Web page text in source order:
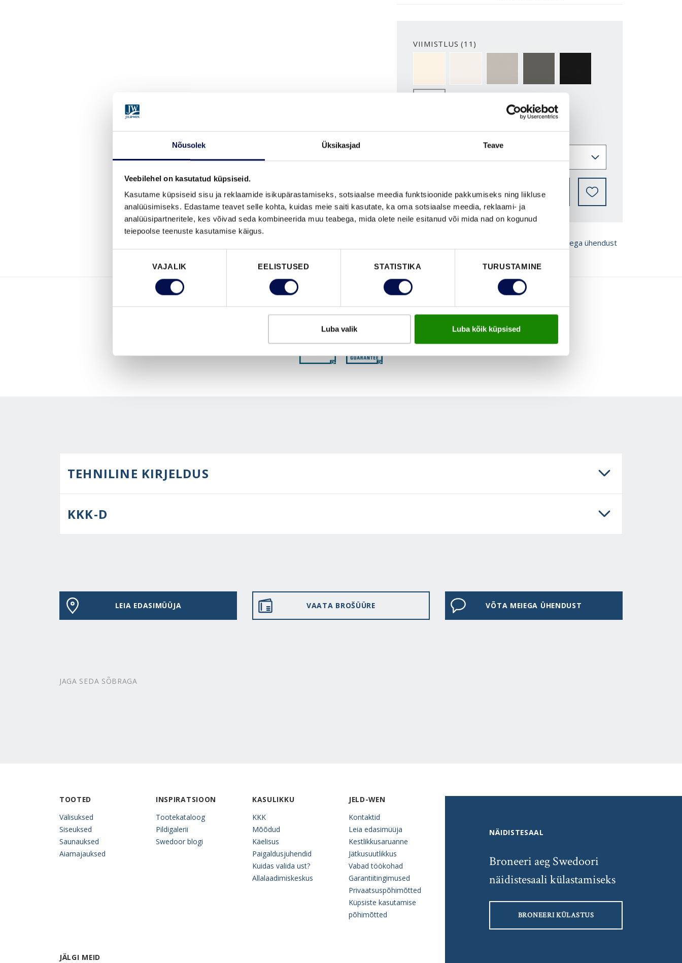
Nõusolek Üksikasjad Teave
Veebilehel on kasutatud küpsiseid.
Kasutame küpsiseid sisu ja reklaamide isikupärastamiseks, sotsiaalse meedia funktsioonide pakkumiseks ning liikluse
analüüsimiseks. Edastame teavet selle kohta, kuidas meie saiti kasutate, ka oma sotsiaalse meedia, reklaami- ja
analüüsipartneritele, kes võivad seda kombineerida muu teabega, mida olete neile esitanud või mida nad on kogunud
teiepoolse teenuste kasutamise käigus.
VAJALIK EELISTUSED STATISTIKA TURUSTAMINE
Luba valik Luba kõik küpsised
VIIMISTLUS (11)
LEIA EDASIMÜÜJA
Võta meiega ühendust
FUNKTSIOONID
TEHNILINE KIRJELDUS
KKK-D
LEIA EDASIMÜÜJA VAATA BROŠÜÜRE VÕTA MEIEGA ÜHENDUST
JAGA SEDA SÕBRAGA
TOOTED
Välisuksed
Siseuksed
Saunauksed
Aiamajauksed
INSPIRATSIOON
Tootekataloog
Pildigalerii
Swedoor blogi
KASULIKKU
KKK
Mõõdud
Käelisus
Paigaldusjuhendid
Kuidas valida ust?
Allalaadimiskeskus
JELD-WEN
Kontaktid
Leia edasimüüja
Kestlikkusaruanne
Jätkusuutlikkus
Vabad töökohad
Garantiitingimused
Privaatsuspõhimõtted
Küpsiste kasutamise
põhimõtted
JÄLGI MEID
NÄIDISTESAAL
Broneeri aeg Swedoori
näidistesaali külastamiseks
BRONEERI KÜLASTUS